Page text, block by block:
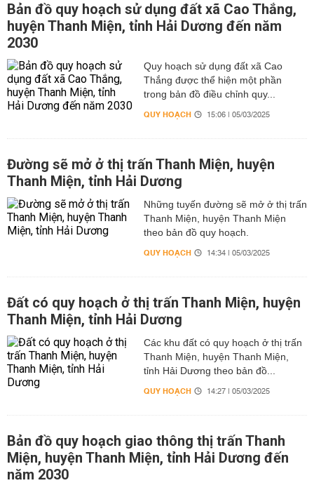
Bản đồ quy hoạch sử dụng đất xã Cao Thắng,
huyện Thanh Miện, tỉnh Hải Dương đến năm
2030
Quy hoạch sử dụng đất xã Cao
Thắng được thể hiện một phần
trong bản đồ điều chỉnh quy...
QUY HOẠCH 15:06 | 05/03/2025
Đường sẽ mở ở thị trấn Thanh Miện, huyện
Thanh Miện, tỉnh Hải Dương
Những tuyến đường sẽ mở ở thị trấn
Thanh Miện, huyện Thanh Miện
theo bản đồ quy hoạch.
QUY HOẠCH 14:34 | 05/03/2025
Đất có quy hoạch ở thị trấn Thanh Miện, huyện
Thanh Miện, tỉnh Hải Dương
Các khu đất có quy hoạch ở thị trấn
Thanh Miện, huyện Thanh Miện,
tỉnh Hải Dương theo bản đồ...
QUY HOẠCH 14:27 | 05/03/2025
Bản đồ quy hoạch giao thông thị trấn Thanh
Miện, huyện Thanh Miện, tỉnh Hải Dương đến
năm 2030